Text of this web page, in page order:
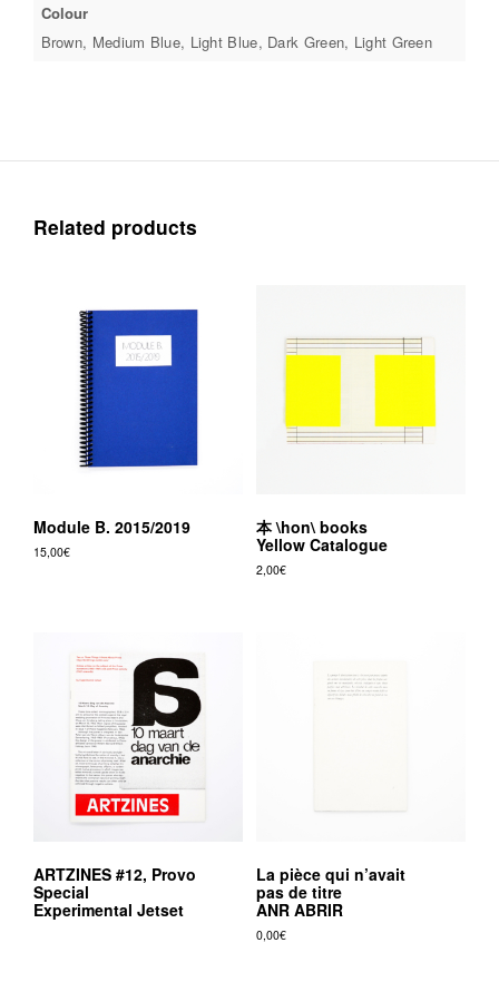
Colour
Brown, Medium Blue, Light Blue, Dark Green, Light Green
Related products
Module B. 2015/2019
15,00€
本 \hon\ books
Yellow Catalogue
2,00€
ARTZINES #12, Provo
Special
Experimental Jetset
La pièce qui n’avait
pas de titre
ANR ABRIR
0,00€